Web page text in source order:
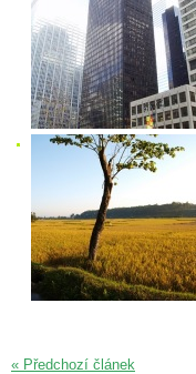
« Předchozí článek